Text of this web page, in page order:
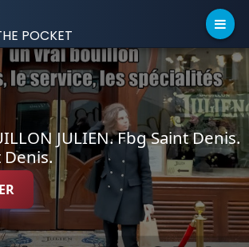
POCKET
JULIEN. Fbg Saint Denis.